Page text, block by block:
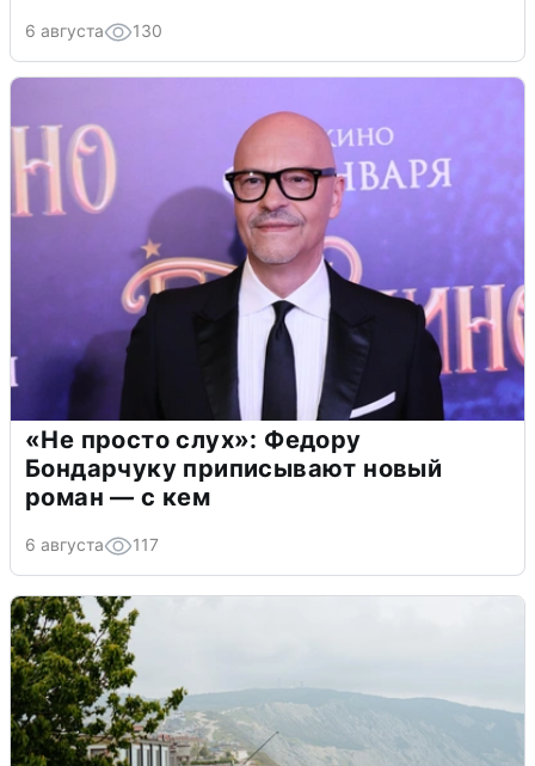
6 августа 130
«Не просто слух»: Федору
Бондарчуку приписывают новый
роман — с кем
6 августа 117